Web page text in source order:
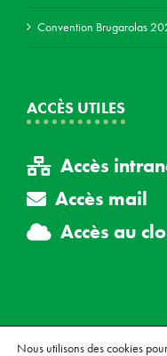
Convention Brugarolas
ACCÈS UTILES
Accès
Accès mail
Accès au
Nous utilisons des cookies